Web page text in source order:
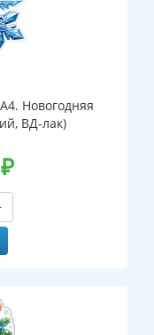
Новогодняя
ВД-лак)
₽